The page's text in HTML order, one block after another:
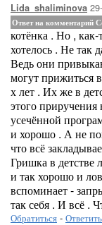
Lida_shaliminova
Ответ на комментарий
котёнка . Но , как-
хотелось . Не так
Ведь они
могут прижиться
х лет . Их же в
этого
усечённой
и хорошо . А не
что всё
Гришка в детстве
и так хорошо и
вспоминает -
так себя . И всё .
Обратиться - Ответить